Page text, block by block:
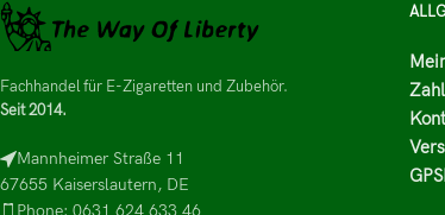
Fachhandel für E-Zigaretten und Zubehör.
Seit 2014.
Mannheimer Straße 11
67655 Kaiserslautern, DE